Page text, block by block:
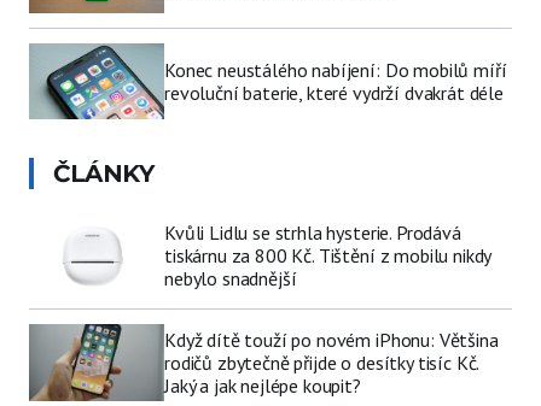
Konec neustálého nabíjení: Do mobilů míří
revoluční baterie, které vydrží dvakrát déle
ČLÁNKY
Kvůli Lidlu se strhla hysterie. Prodává
tiskárnu za 800 Kč. Tištění z mobilu nikdy
nebylo snadnější
Když dítě touží po novém iPhonu: Většina
rodičů zbytečně přijde o desítky tisíc Kč.
Jaký a jak nejlépe koupit?